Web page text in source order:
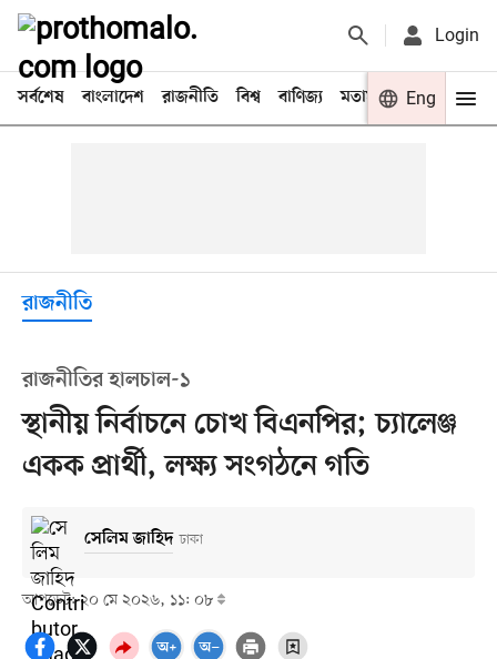
Login
সর্বশেষ বাংলাদেশ রাজনীতি বিশ্ব বাণিজ্য মতামত খেলা
Eng
রাজনীতি
রাজনীতির হালচাল-১
স্থানীয় নির্বাচনে চোখ বিএনপির; চ্যালেঞ্জ
একক প্রার্থী, লক্ষ্য সংগঠনে গতি
সেলিম জাহিদ ঢাকা
আপডেট: ২০ মে ২০২৬, ১১: ০৮